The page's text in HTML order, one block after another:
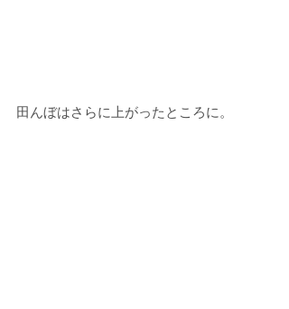
田んぼはさらに上がったところに。